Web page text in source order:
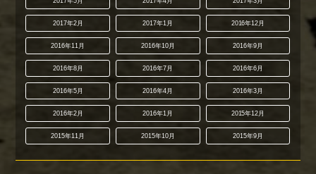
2017年2月 2017年1月 2016年12月
2016年11月 2016年10月 2016年9月
2016年8月 2016年7月 2016年6月
2016年5月 2016年4月 2016年3月
2016年2月 2016年1月 2015年12月
2015年11月 2015年10月 2015年9月